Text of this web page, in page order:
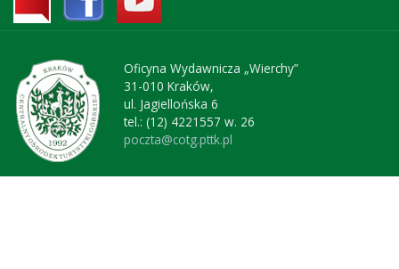
Oficyna Wydawnicza „Wierchy”
31-010 Kraków,
ul. Jagiellońska 6
tel.: (12) 4221557 w. 26
poczta@cotg.pttk.pl